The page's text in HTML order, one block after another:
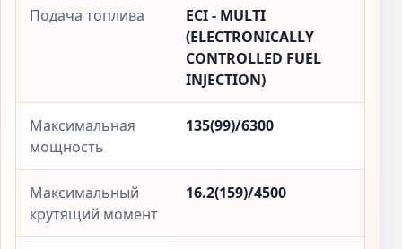
Подача топлива
ECI - MULTI
(ELECTRONICALLY
CONTROLLED FUEL
INJECTION)
Максимальная
мощность
135(99)/6300
Максимальный
крутящий момент
16.2(159)/4500